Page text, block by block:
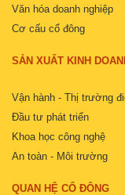
Văn hóa doanh nghiệp
Cơ cấu cổ đông
SẢN XUẤT KINH
Vận hành - Thị trường
Đầu tư phát triển
Khoa học công nghệ
An toàn - Môi trường
QUAN HỆ CỔ ĐÔNG